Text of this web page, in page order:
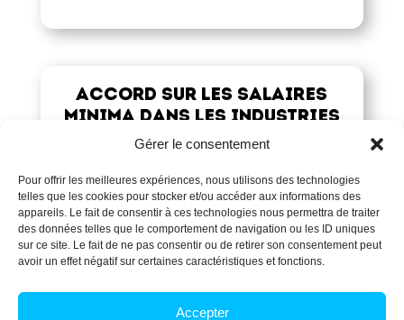
Gérer le consentement
Pour offrir les meilleures expériences, nous utilisons des technologies
telles que les cookies pour stocker et/ou accéder aux informations des
appareils. Le fait de consentir à ces technologies nous permettra de traiter
des données telles que le comportement de navigation ou les ID uniques
sur ce site. Le fait de ne pas consentir ou de retirer son consentement peut
avoir un effet négatif sur certaines caractéristiques et fonctions.
Accepter
Accord sur les salaires
minima dans les industries
chimiques
OUVRIR LE PDF